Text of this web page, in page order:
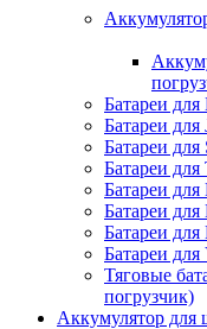
Батареи
Батареи
Батареи
Батареи
Батареи
Батареи
Батареи
Батареи
Тяговые
погрузчик)
Аккумулятор для